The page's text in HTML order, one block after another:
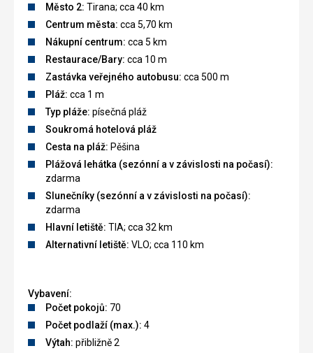
Město 2: Tirana; cca 40 km
Centrum města: cca 5,70 km
Nákupní centrum: cca 5 km
Restaurace/Bary: cca 10 m
Zastávka veřejného autobusu: cca 500 m
Pláž: cca 1 m
Typ pláže: písečná pláž
Soukromá hotelová pláž
Cesta na pláž: Pěšina
Plážová lehátka (sezónní a v závislosti na počasí):
zdarma
Slunečníky (sezónní a v závislosti na počasí):
zdarma
Hlavní letiště: TIA; cca 32 km
Alternativní letiště: VLO; cca 110 km
Vybavení:
Počet pokojů: 70
Počet podlaží (max.): 4
Výtah: přibližně 2